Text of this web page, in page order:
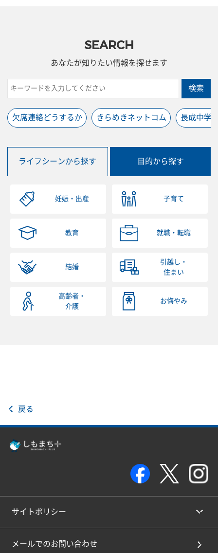
SEARCH
あなたが知りたい情報を探せます
検索
欠席連絡どうするか きらめきネットコム 長成中学
ライフシーンから探す 目的から探す
妊娠・出産 子育て
教育 就職・転職
結婚
引越し・
住まい
高齢者・
介護
お悔やみ
戻る
サイトポリシー
メールでのお問い合わせ